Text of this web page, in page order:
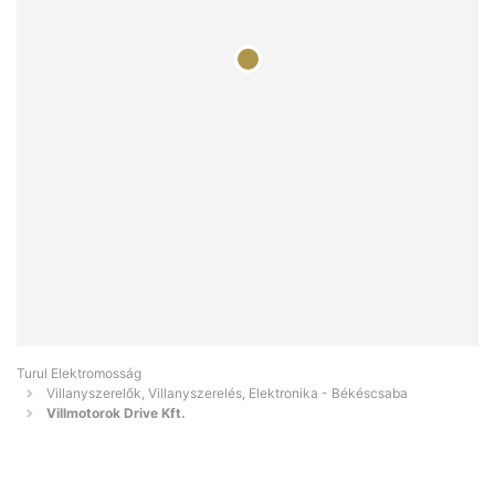
Turul Elektromosság
Villanyszerelők, Villanyszerelés, Elektronika - Békéscsaba
Villmotorok Drive Kft.